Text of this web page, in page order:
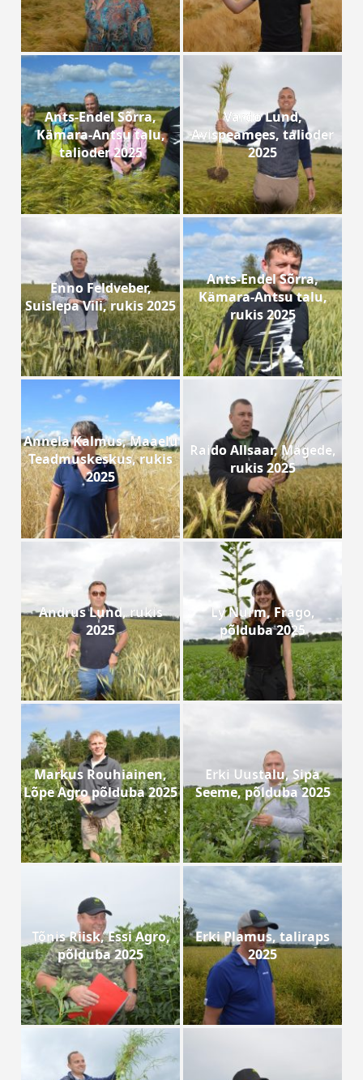
Ants-Endel Sõrra,
Kämara-Antsu talu,
talioder 2025
Vardo Lund,
Avispeamees, talioder
2025
Enno Feldveber,
Suislepa Vili, rukis 2025
Ants-Endel Sõrra,
Kämara-Antsu talu,
rukis 2025
Annela Kalmus, Maaelu
Teadmuskeskus, rukis
2025
Raido Allsaar, Mägede,
rukis 2025
Andrus Lund, rukis
2025
Ly Nurm, Frago,
põlduba 2025
Markus Rouhiainen,
Lõpe Agro põlduba 2025
Erki Uustalu, Sipa
Seeme, põlduba 2025
Tõnis Riisk, Essi Agro,
põlduba 2025
Erki Plamus, taliraps
2025